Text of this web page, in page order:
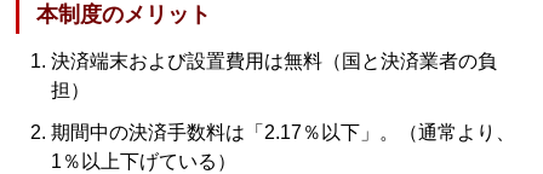
本制度のメリット
決済端末および設置費用は無料（国と決済業者の負
担）
期間中の決済手数料は「2.17％以下」。（通常より、
1％以上下げている）